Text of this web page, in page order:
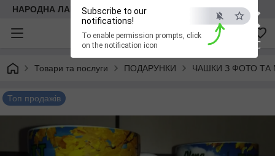
×
ESC
Subscribe to our
notifications!
To enable permission prompts, click
on the notification icon
НАРОДНА ЛАВКА
Товари та послуги ПОДАРУНКИ ЧАШКИ З ФОТО
Топ продажів